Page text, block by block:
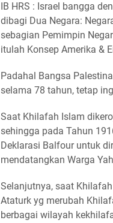
IB HRS : Israel bangga
dibagi Dua Negara:
sebagian Pemimpin
itulah Konsep Amerika &
Padahal Bangsa
selama 78 tahun, tetap
Saat Khilafah Islam
sehingga pada Tahun
Deklarasi Balfour untuk
mendatangkan Warga
Selanjutnya, saat
Ataturk yg merubah
berbagai wilayah